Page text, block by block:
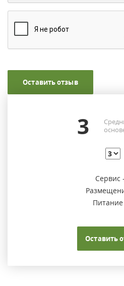
Оставить отзыв
3
Сервис -
Питание
Оставить